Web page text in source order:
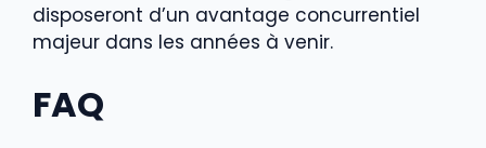
disposeront d’un avantage concurrentiel
majeur dans les années à venir.
FAQ